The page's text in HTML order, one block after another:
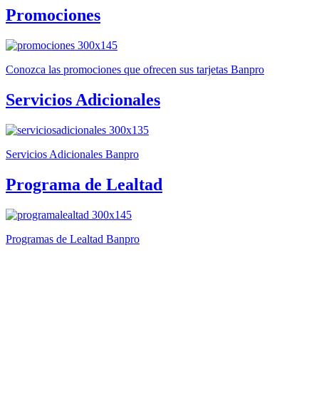
Promociones
Conozca las promociones que ofrecen sus tarjetas Banpro
Servicios Adicionales
Servicios Adicionales Banpro
Programa de Lealtad
Programas de Lealtad Banpro